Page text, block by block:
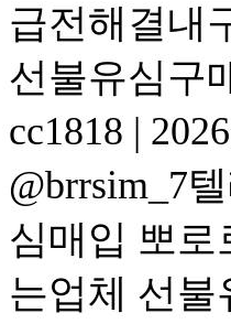
급전해결내
선불유심구
cc1818 |
@brrsim_7
심매입 뽀
는업체 선